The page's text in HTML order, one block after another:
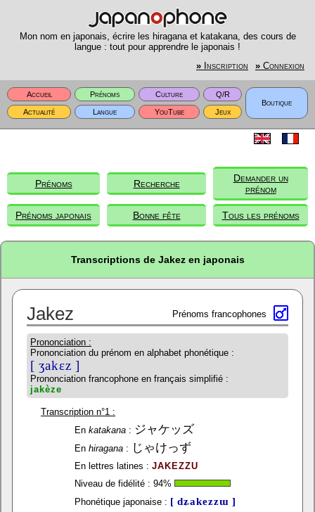
Mon nom en japonais, écrire les hiragana et katakana, des cours de
langue : tout pour apprendre le japonais !
» Inscription » Connexion
Accueil Prénoms Culture
Q/R
Boutique
Actualité
Langue YouTube Jeux
Prénoms Recherche
Demander un
prénom
Prénoms japonais Bonne fête Tous les prénoms
Transcriptions de Jakez en japonais
Jakez Prénoms francophones
Prononciation :
Prononciation du prénom en alphabet phonétique :
[ ʒakɛz ]
Prononciation francophone en français simplifié :
jakèze
Transcription n°1 :
En katakana : ジャケッズ
En hiragana : じゃけっず
En lettres latines : JAKEZZU
Niveau de fidélité : 94%
Phonétique japonaise : [ dʑakezzɯ ]